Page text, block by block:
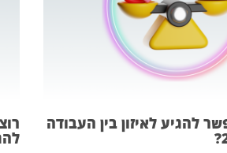
להגיע לאיזון בין העבודה